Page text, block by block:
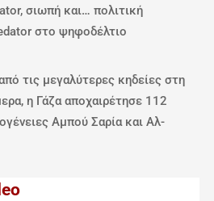
σιωπή και… πολιτική
στο ψηφοδέλτιο
τις μεγαλύτερες κηδείες στη
η Γάζα αποχαιρέτησε 112
Αμπού Σαρία και Αλ-